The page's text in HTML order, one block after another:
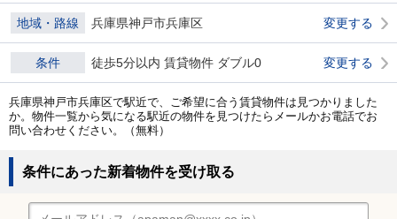
地域・路線 兵庫県神戸市兵庫区 変更する
条件 徒歩5分以内 賃貸物件 ダブル0 変更する
兵庫県神戸市兵庫区で駅近で、ご希望に合う賃貸物件は見つかりました
か。物件一覧から気になる駅近の物件を見つけたらメールかお電話でお
問い合わせください。（無料）
条件にあった新着物件を受け取る